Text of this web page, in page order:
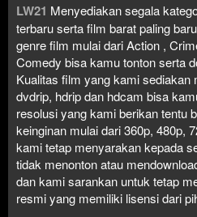
LW21 Menyediakan segala
terbaru serta film barat paling
genre film mulai dari Action ,
Comedy bisa kamu tonton serta
Kualitas film yang kami sediakan
dvdrip, hdrip dan hdcam bisa
resolusi yang kami berikan tentu
keinginan mulai dari 360p, 480p,
kami tetap menyarakan kepada
tidak menonton atau
dan kami sarankan untuk tetap
resmi yang memiliki lisensi dari